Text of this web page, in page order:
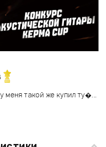
меня такой же купил ту�...